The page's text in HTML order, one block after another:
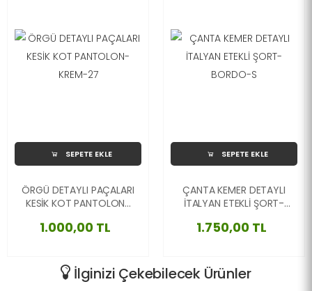
SEPETE EKLE
ÖRGÜ DETAYLI PAÇALARI
KESİK KOT PANTOLON-
1.000,00 TL
SEPETE EKLE
ÇANTA KEMER DETAYLI
İTALYAN ETEKLİ ŞORT-
1.750,00 TL
İlginizi Çekebilecek Ürünler